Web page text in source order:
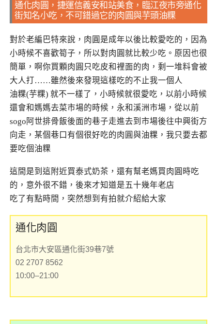
通化肉圓，捷運信義安和站美食，臨江夜市旁通化
街知名小吃，不可錯過它的肉圓與芋頭油粿
對於老編巴特來說，肉圓是成年以後比較愛吃的，因為
小時候不喜歡筍子，所以對肉圓就比較少吃。原因也很
簡單，啊你買顆肉圓只吃皮和裡面的肉，剩一堆料會被
大人打……雖然後來發現這樣吃的不止我一個人
油粿(芋粿) 就不一樣了，小時候就很愛吃，以前小時候
還會和媽媽去菜市場的時候，永和溪洲市場，從以前
sogo阿世排骨飯後面的巷子走進去到市場後往中興街方
向走，某個巷口有個很好吃的肉圓與油粿，我只要去都
要吃個油粿
這間是到這附近買泰式奶茶，還有幫老媽買肉圓時吃
的，意外很不錯，後來才知道是五十幾年老店
吃了有點時間，突然想到有拍就介紹給大家
通化肉圓
台北市大安區通化街39巷7號
02 2707 8562
10:00–21:00